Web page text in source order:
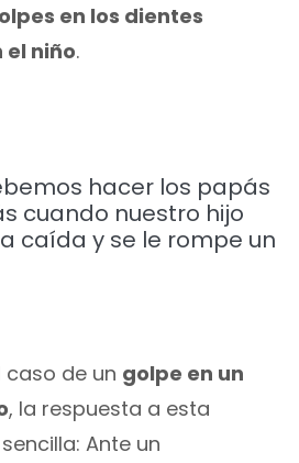
en los dientes
niño.
hacer los papás
cuando nuestro hijo
caída y se le rompe un
caso de un golpe en un
, la respuesta a esta
Ante un